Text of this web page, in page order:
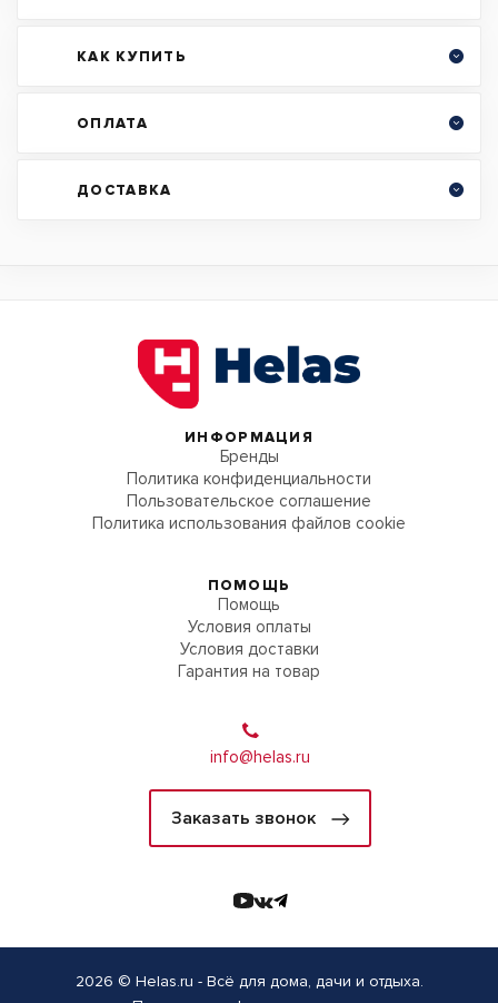
КАК КУПИТЬ
ОПЛАТА
ДОСТАВКА
ИНФОРМАЦИЯ
Бренды
Политика конфиденциальности
Пользовательское соглашение
Политика использования файлов cookie
ПОМОЩЬ
Помощь
Условия оплаты
Условия доставки
Гарантия на товар
info@helas.ru
Заказать звонок
2026 © Helas.ru - Всё для дома, дачи и отдыха.